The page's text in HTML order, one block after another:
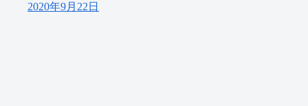
2020年9月22日